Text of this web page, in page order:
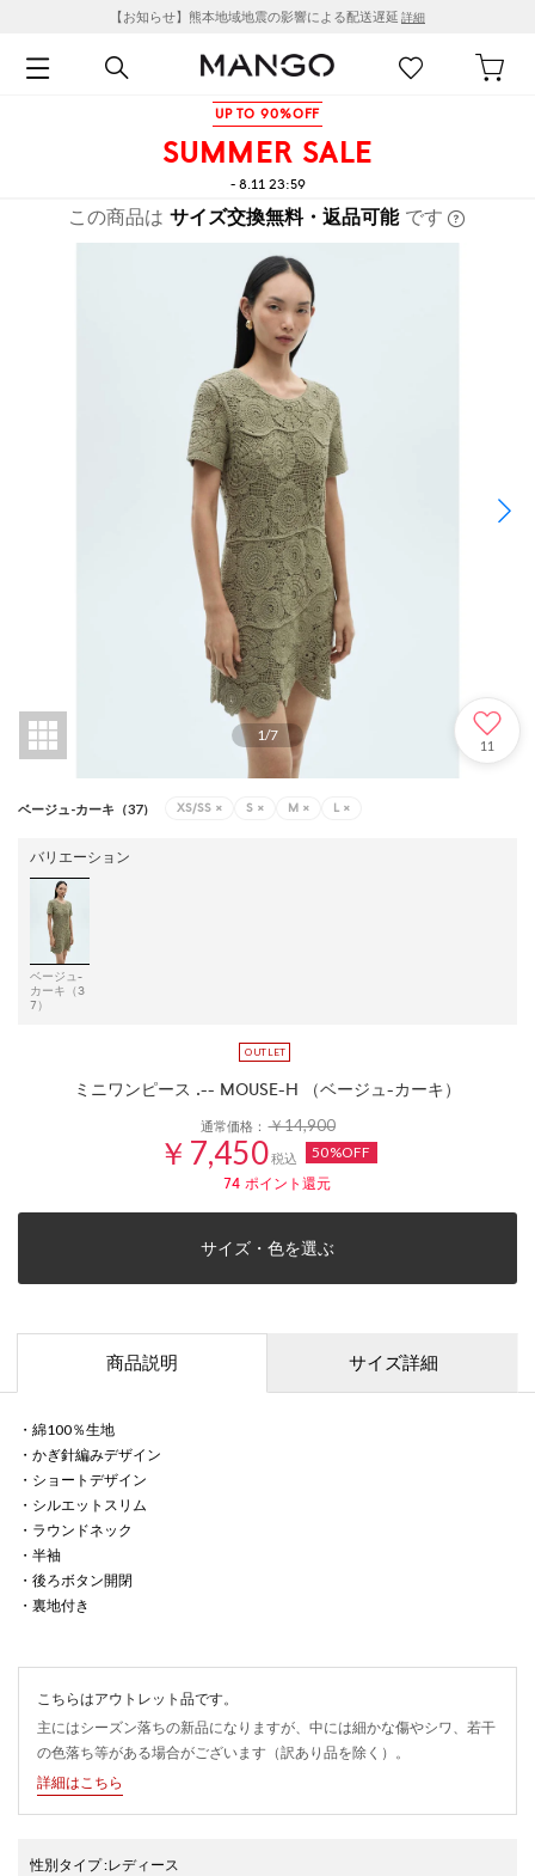
【お知らせ】熊本地域地震の影響による配送遅延 詳細
UP TO 90%OFF
SUMMER SALE
- 8.11 23:59
この商品は サイズ交換無料・返品可能 です
1/7
11
ベージュ-カーキ（37） XS/SS × S × M × L ×
バリエーション
ベージュ-
カーキ（3
7）
ミニワンピース .-- MOUSE-H （ベージュ-カーキ）
通常価格：￥14,900
￥7,450税込 50%OFF
74ポイント還元
サイズ・色を選ぶ
商品説明 サイズ詳細
・綿100％生地
・かぎ針編みデザイン
・ショートデザイン
・シルエットスリム
・ラウンドネック
・半袖
・後ろボタン開閉
・裏地付き
こちらはアウトレット品です。
主にはシーズン落ちの新品になりますが、中には細かな傷やシワ、若干
の色落ち等がある場合がございます（訳あり品を除く）。
詳細はこちら
性別タイプ:レディース